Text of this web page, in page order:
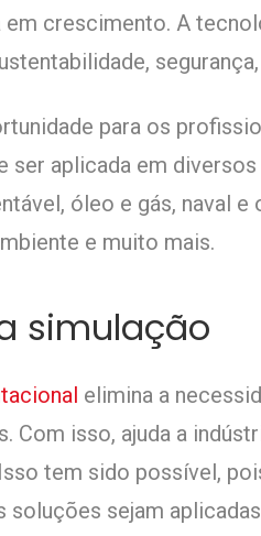
crescimento. A
para os
ser aplicada em
óleo e gás, naval
e muito mais.
simulação
elimina a
Com isso, ajuda a
tem sido possível,
soluções sejam